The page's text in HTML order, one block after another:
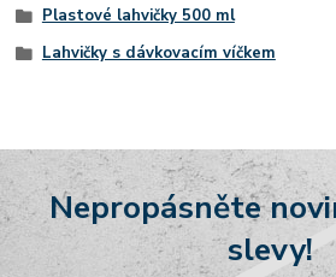
Plastové lahvičky 500 ml
Lahvičky s dávkovacím víčkem
Nepropásněte
slevy!